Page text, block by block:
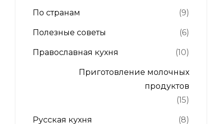
По странам (9)
Полезные советы (6)
Православная кухня (10)
Приготовление молочных
продуктов
(15)
Русская кухня (8)